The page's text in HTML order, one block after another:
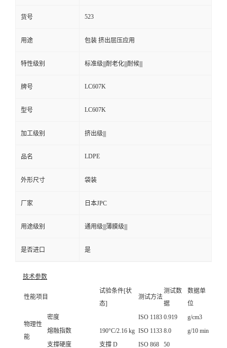
货号 523
用途 包装 挤出层压应用
特性级别 标准级|||耐老化|||耐候|||
牌号 LC607K
型号 LC607K
加工级别 挤出级|||
品名 LDPE
外形尺寸 袋装
厂家 日本JPC
用途级别 通用级|||薄膜级|||
是否进口 是
技术参数
性能项目
试验条件[状
态]
测试方法
测试数
据
数据单
位
物理性
能
密度 ISO 1183 0.919
g/cm3
熔融指数
190°C/2.16 kg ISO 1133 8.0
g/10 min
支撐硬度
支撐 D ISO 868 50